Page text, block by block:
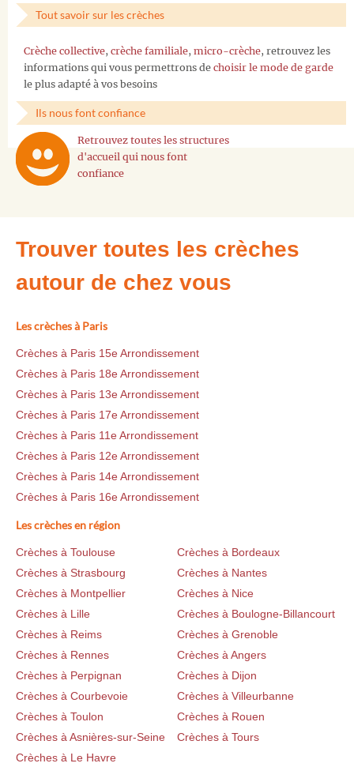
Tout savoir sur les crèches
Crèche collective, crèche familiale, micro-crèche, retrouvez les
informations qui vous permettrons de choisir le mode de garde
le plus adapté à vos besoins
Ils nous font confiance
Retrouvez toutes les structures
d'accueil qui nous font
confiance
Trouver toutes les crèches
autour de chez vous
Les crèches à Paris
Crèches à Paris 15e Arrondissement
Crèches à Paris 18e Arrondissement
Crèches à Paris 13e Arrondissement
Crèches à Paris 17e Arrondissement
Crèches à Paris 11e Arrondissement
Crèches à Paris 12e Arrondissement
Crèches à Paris 14e Arrondissement
Crèches à Paris 16e Arrondissement
Les crèches en région
Crèches à Toulouse
Crèches à Bordeaux
Crèches à Strasbourg
Crèches à Nantes
Crèches à Montpellier
Crèches à Nice
Crèches à Lille
Crèches à Boulogne-Billancourt
Crèches à Reims
Crèches à Grenoble
Crèches à Rennes
Crèches à Angers
Crèches à Perpignan
Crèches à Dijon
Crèches à Courbevoie
Crèches à Villeurbanne
Crèches à Toulon
Crèches à Rouen
Crèches à Asnières-sur-Seine
Crèches à Tours
Crèches à Le Havre